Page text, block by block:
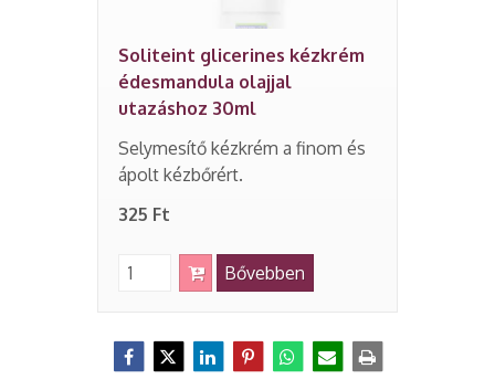
Soliteint glicerines kézkrém
édesmandula olajjal
utazáshoz 30ml
Selymesítő kézkrém a finom és
ápolt kézbőrért.
325 Ft
Bővebben